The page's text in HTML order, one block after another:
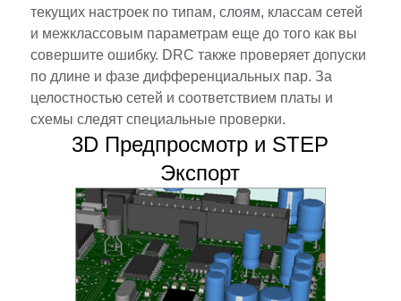
текущих настроек по типам, слоям, классам сетей
и межклассовым параметрам еще до того как вы
совершите ошибку. DRC также проверяет допуски
по длине и фазе дифференциальных пар. За
целостностью сетей и соответствием платы и
схемы следят специальные проверки.
3D Предпросмотр и STEP
Экспорт